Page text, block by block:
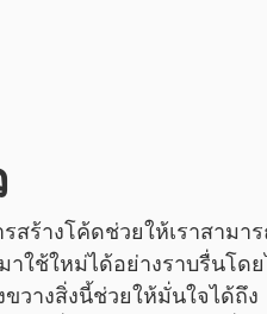
สร้างโค้ดช่วยให้เราสามา
ใช้ใหม่ได้อย่างราบรื่นโด
ขวางสิ่งนี้ช่วยให้มั่นใจได้ถึง